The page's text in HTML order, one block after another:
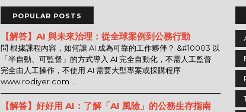
POPULAR POSTS
【解答】AI 與未來治理：從全球案例到公務行動
問 根據課程內容，如何讓 AI 成為可靠的工作夥伴？ &#10003 以
「半自動、可監督」的方式導入 AI 完全自動化，不需人工監督
完全由人工操作，不使用 AI 需要大型專案或採購程序
www.rodiyer.com ...
【解答】好好用 AI：了解「AI 風險」的公務生存指南